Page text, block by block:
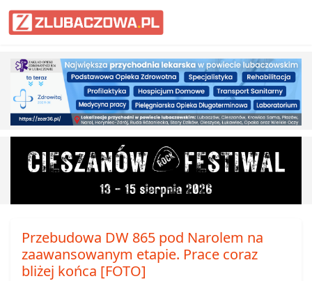
Informacje Lubaczów, powiat
Przebudowa DW 865 pod Narolem na
zaawansowanym etapie. Prace coraz
bliżej końca [FOTO]